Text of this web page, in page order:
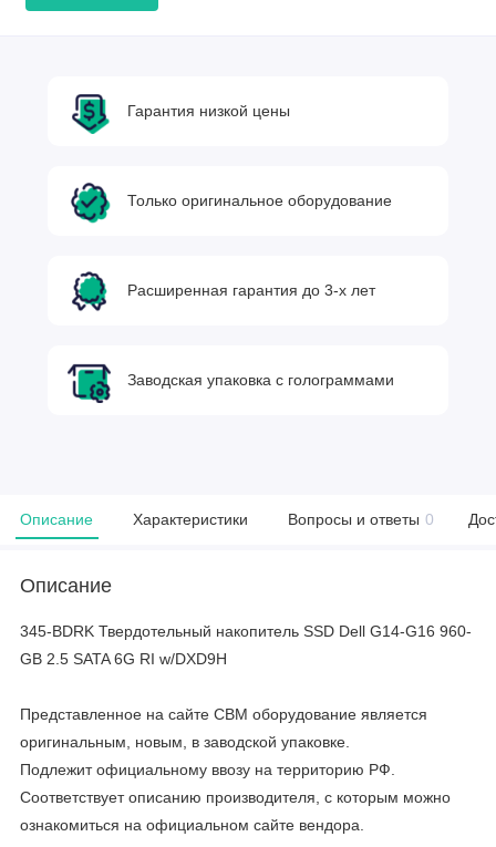
Гарантия низкой цены
Только оригинальное оборудование
Расширенная гарантия до 3-х лет
Заводская упаковка с голограммами
Описание Характеристики Вопросы и ответы 0
Описание
345-BDRK Твердотельный накопитель SSD Dell G14-G16 960-
GB 2.5 SATA 6G RI w/DXD9H
Представленное на сайте CBM оборудование является
оригинальным, новым, в заводской упаковке.
Подлежит официальному ввозу на территорию РФ.
Соответствует описанию производителя, с которым можно
ознакомиться на официальном сайте вендора.